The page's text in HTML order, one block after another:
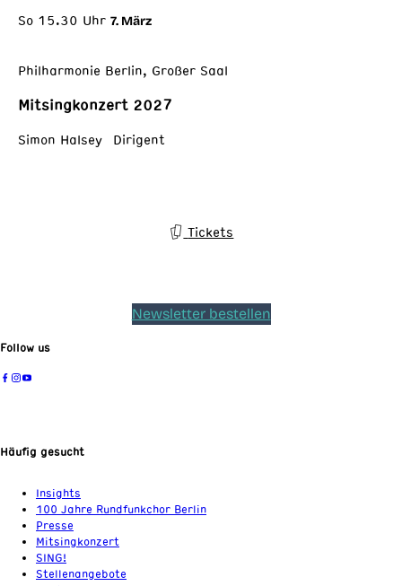
So 15.30 Uhr 7. März
Philharmonie Berlin, Großer Saal
Mitsingkonzert 2027
Simon Halsey Dirigent
Tickets
Newsletter bestellen
Follow us
Häufig gesucht
Insights
100 Jahre Rundfunkchor Berlin
Presse
Mitsingkonzert
SING!
Stellenangebote